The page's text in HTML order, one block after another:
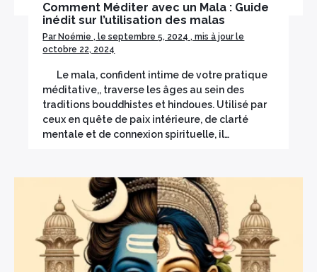
Comment Méditer avec un Mala : Guide
inédit sur l’utilisation des malas
Par Noémie , le septembre 5, 2024 , mis à jour le
octobre 22, 2024
Le mala, confident intime de votre pratique
méditative,, traverse les âges au sein des
traditions bouddhistes et hindoues. Utilisé par
ceux en quête de paix intérieure, de clarté
mentale et de connexion spirituelle, il…